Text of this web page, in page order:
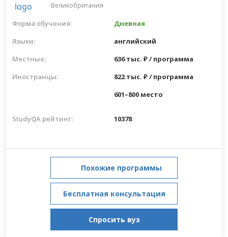
Великобритания
Форма обучения:
Дневная
Языки:
английский
Местные:
636 тыс. ₽ / программа
Иностранцы:
822 тыс. ₽ / программа
601–800 место
StudyQA рейтинг: 10378
Похожие программы
Бесплатная консультация
Спросить вуз